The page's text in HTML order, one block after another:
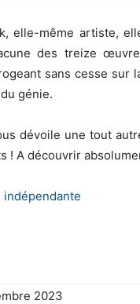
elle-même artiste,
des treize
sans cesse
génie.
dévoile une tout
! A découvrir
2023